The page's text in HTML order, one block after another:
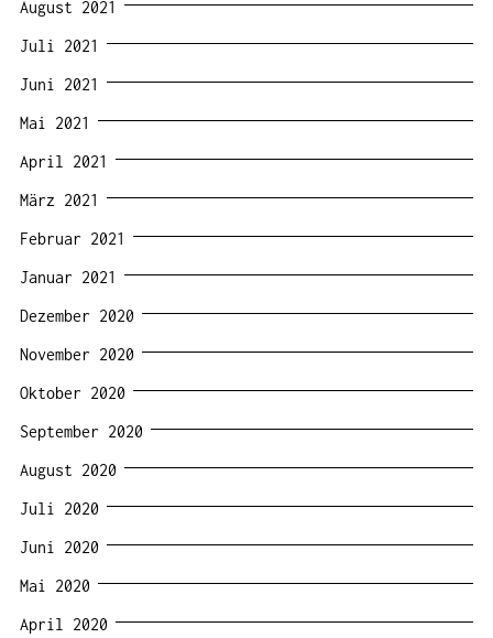
August 2021
Juli 2021
Juni 2021
Mai 2021
April 2021
März 2021
Februar 2021
Januar 2021
Dezember 2020
November 2020
Oktober 2020
September 2020
August 2020
Juli 2020
Juni 2020
Mai 2020
April 2020